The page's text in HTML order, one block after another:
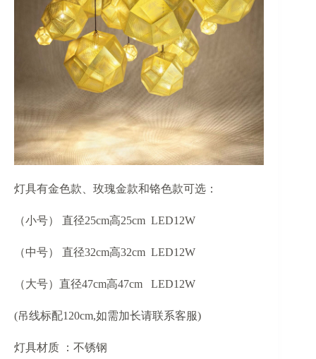
灯具有金色款、玫瑰金款和铬色款可选：
（小号） 直径25cm高25cm LED12W
（中号） 直径32cm高32cm LED12W
（大号）直径47cm高47cm LED12W
(吊线标配120cm,如需加长请联系客服)
灯具材质 ：不锈钢